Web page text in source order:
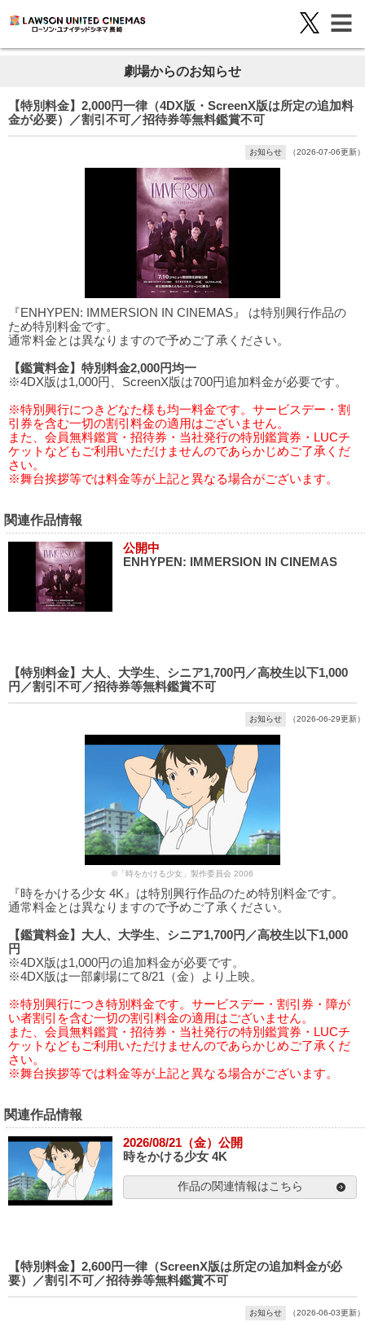
劇場からのお知らせ
【特別料金】2,000円一律（4DX版・ScreenX版は所定の追加料
金が必要）／割引不可／招待券等無料鑑賞不可
お知らせ （2026-07-06更新）
『ENHYPEN: IMMERSION IN CINEMAS』 は特別興行作品の
ため特別料金です。
通常料金とは異なりますので予めご了承ください。
【鑑賞料金】特別料金2,000円均一
※4DX版は1,000円、ScreenX版は700円追加料金が必要です。
※特別興行につきどなた様も均一料金です。サービスデー・割
引券を含む一切の割引料金の適用はございません。
また、会員無料鑑賞・招待券・当社発行の特別鑑賞券・LUCチ
ケットなどもご利用いただけませんのであらかじめご了承くだ
さい。
※舞台挨拶等では料金等が上記と異なる場合がございます。
関連作品情報
公開中
ENHYPEN: IMMERSION IN CINEMAS
【特別料金】大人、大学生、シニア1,700円／高校生以下1,000
円／割引不可／招待券等無料鑑賞不可
お知らせ （2026-06-29更新）
©「時をかける少女」製作委員会 2006
『時をかける少女 4K』は特別興行作品のため特別料金です。
通常料金とは異なりますので予めご了承ください。
【鑑賞料金】大人、大学生、シニア1,700円／高校生以下1,000
円
※4DX版は1,000円の追加料金が必要です。
※4DX版は一部劇場にて8/21（金）より上映。
※特別興行につき特別料金です。サービスデー・割引券・障が
い者割引を含む一切の割引料金の適用はございません。
また、会員無料鑑賞・招待券・当社発行の特別鑑賞券・LUCチ
ケットなどもご利用いただけませんのであらかじめご了承くだ
さい。
※舞台挨拶等では料金等が上記と異なる場合がございます。
関連作品情報
2026/08/21（金）公開
時をかける少女 4K
作品の関連情報はこちら
【特別料金】2,600円一律（ScreenX版は所定の追加料金が必
要）／割引不可／招待券等無料鑑賞不可
お知らせ （2026-06-03更新）